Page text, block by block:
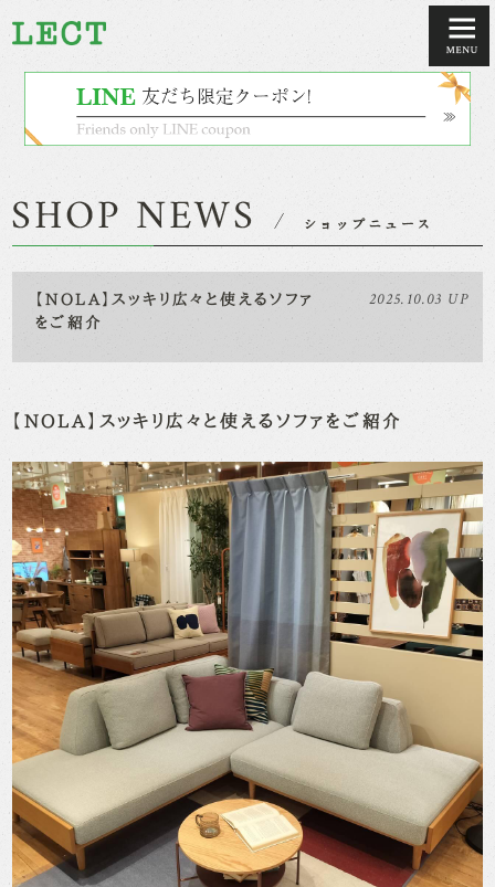
【NOLA】スッキリ広々と使えるソファ
をご紹介
2025.10.03 UP
【NOLA】スッキリ広々と使えるソファをご紹介